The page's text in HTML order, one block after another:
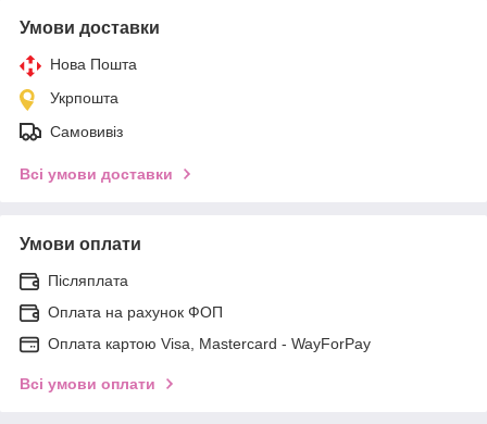
Умови доставки
Нова Пошта
Укрпошта
Самовивіз
Всі умови доставки
Умови оплати
Післяплата
Оплата на рахунок ФОП
Оплата картою Visa, Mastercard - WayForPay
Всі умови оплати